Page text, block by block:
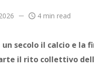
4 min read
un secolo il calcio e
il rito collettivo